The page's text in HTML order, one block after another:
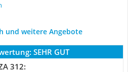
und weitere Angebote
SEHR GUT
312: